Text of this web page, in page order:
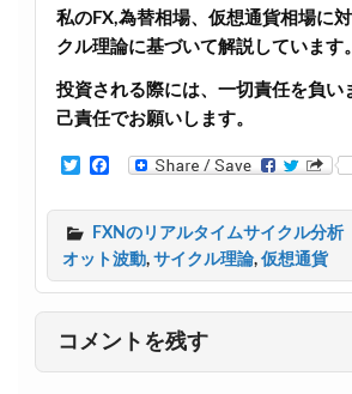
私のFX,為替相場、仮想通貨相場に
クル理論に基づいて解説しています。
投資される際には、一切責任を負い
己責任でお願いします。
t
e
r
e
b
o
o
k
FXNのリアルタイムサイクル分析
オット波動, サイクル理論, 仮想通貨
コメントを残す